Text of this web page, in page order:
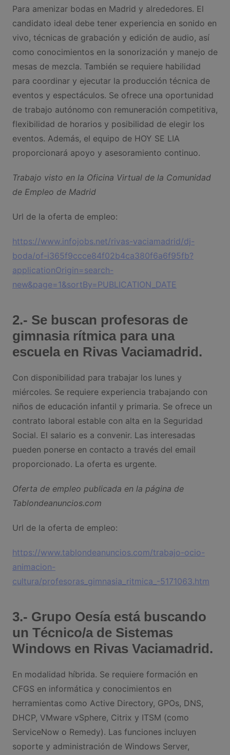
Para amenizar bodas en Madrid y alrededores. El
candidato ideal debe tener experiencia en sonido en
vivo, técnicas de grabación y edición de audio, así
como conocimientos en la sonorización y manejo de
mesas de mezcla. También se requiere habilidad
para coordinar y ejecutar la producción técnica de
eventos y espectáculos. Se ofrece una oportunidad
de trabajo autónomo con remuneración competitiva,
flexibilidad de horarios y posibilidad de elegir los
eventos. Además, el equipo de HOY SE LIA
proporcionará apoyo y asesoramiento continuo.
Trabajo visto en la Oficina Virtual de la Comunidad
de Empleo de Madrid
Url de la oferta de empleo:
https://www.infojobs.net/rivas-vaciamadrid/dj-
boda/of-i365f9ccce84f02b4ca380f6a6f95fb?
applicationOrigin=search-
new&page=1&sortBy=PUBLICATION_DATE
2.- Se buscan profesoras de
gimnasia rítmica para una
escuela en Rivas Vaciamadrid.
Con disponibilidad para trabajar los lunes y
miércoles. Se requiere experiencia trabajando con
niños de educación infantil y primaria. Se ofrece un
contrato laboral estable con alta en la Seguridad
Social. El salario es a convenir. Las interesadas
pueden ponerse en contacto a través del email
proporcionado. La oferta es urgente.
Oferta de empleo publicada en la página de
Tablondeanuncios.com
Url de la oferta de empleo:
https://www.tablondeanuncios.com/trabajo-ocio-
animacion-
cultura/profesoras_gimnasia_ritmica_-5171063.htm
3.- Grupo Oesía está buscando
un Técnico/a de Sistemas
Windows en Rivas Vaciamadrid.
En modalidad híbrida. Se requiere formación en
CFGS en informática y conocimientos en
herramientas como Active Directory, GPOs, DNS,
DHCP, VMware vSphere, Citrix y ITSM (como
ServiceNow o Remedy). Las funciones incluyen
soporte y administración de Windows Server,